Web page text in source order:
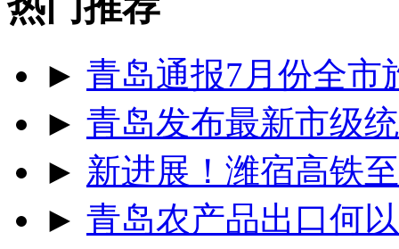
► 青岛通报7月份全市
► 青岛发布最新市级
► 新进展！潍宿高铁
► 青岛农产品出口何